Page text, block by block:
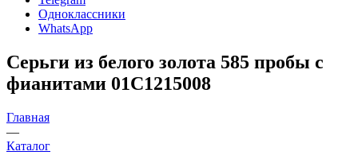
Одноклассники
WhatsApp
Серьги из белого золота 585 пробы с
фианитами 01С1215008
Главная
—
Каталог